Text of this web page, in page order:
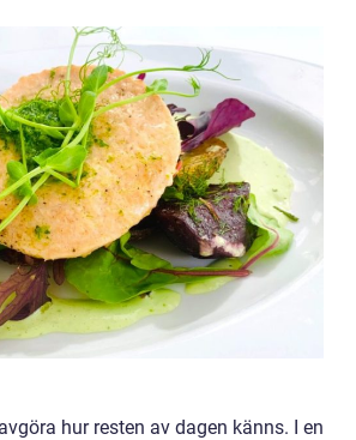
hur resten av dagen känns. I en